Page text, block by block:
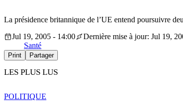
La présidence britannique de l’UE entend poursuivre
Jul 19, 2005 - 14:00
Dernière mise à jour: Jul 19,
Santé
Print Partager
LES PLUS LUS
POLITIQUE